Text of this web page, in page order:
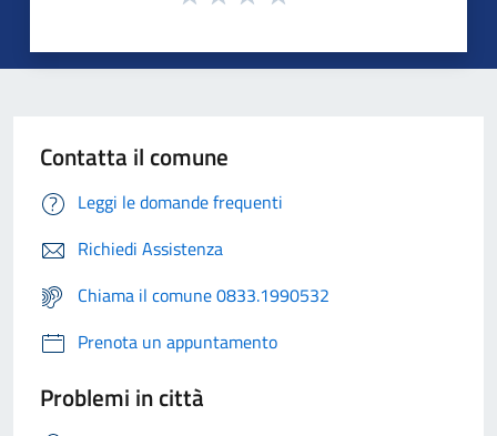
Contatta il comune
Leggi le domande frequenti
Richiedi Assistenza
Chiama il comune 0833.1990532
Prenota un appuntamento
Problemi in città